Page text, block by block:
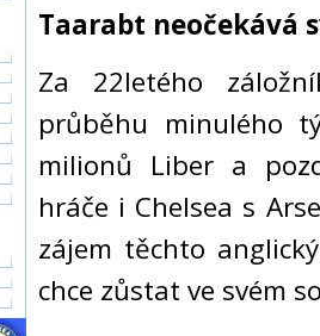
Taarabt neočekává
Za 22letého
průběhu minulého
milionů Liber a
hráče i Chelsea s
zájem těchto
chce zůstat ve svém